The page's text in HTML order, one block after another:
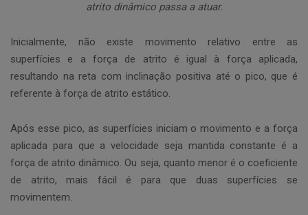
atrito dinâmico passa a atuar.
Inicialmente, não existe movimento relativo entre as
superfícies e a força de atrito é igual à força aplicada,
resultando na reta com inclinação positiva até o pico, que é
referente à força de atrito estático.
Após esse pico, as superfícies iniciam o movimento e a força
aplicada para que a velocidade seja mantida constante é a
força de atrito dinâmico. Ou seja, quanto menor é o coeficiente
de atrito, mais fácil é para que duas superfícies se
movimentem.